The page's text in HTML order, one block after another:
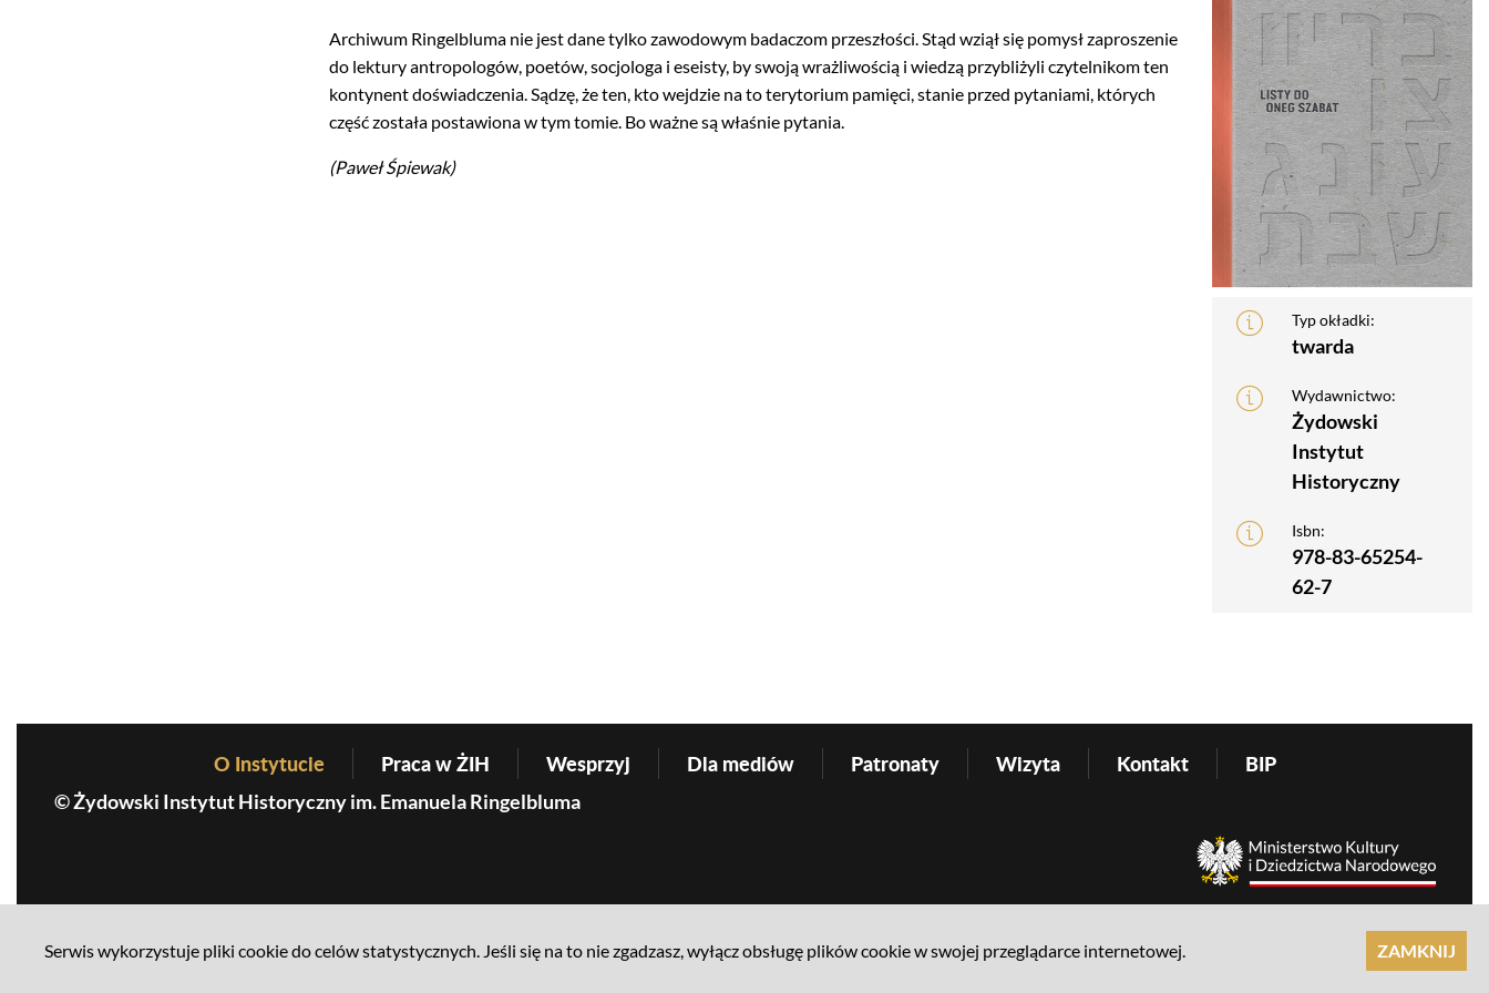
Archiwum Ringelbluma nie jest dane tylko zawodowym badaczom przeszłości. Stąd wziął się pomysł zaproszenie
do lektury antropologów, poetów, socjologa i eseisty, by swoją wrażliwością i wiedzą przybliżyli czytelnikom ten
kontynent doświadczenia. Sądzę, że ten, kto wejdzie na to terytorium pamięci, stanie przed pytaniami, których
część została postawiona w tym tomie. Bo ważne są właśnie pytania.
(Paweł Śpiewak)
Typ okładki:
twarda
Wydawnictwo:
Żydowski
Instytut
Historyczny
Isbn:
978-83-65254-
62-7
Before Footer Menu
O Instytucie Praca w ŻIH Wesprzyj Dla mediów Patronaty Wizyta Kontakt BIP
© Żydowski Instytut Historyczny im. Emanuela Ringelbluma
realizacja: Ideo
Serwis wykorzystuje pliki cookie do celów statystycznych. Jeśli się na to nie zgadzasz, wyłącz obsługę plików cookie w swojej przeglądarce internetowej. ZAMKNIJ